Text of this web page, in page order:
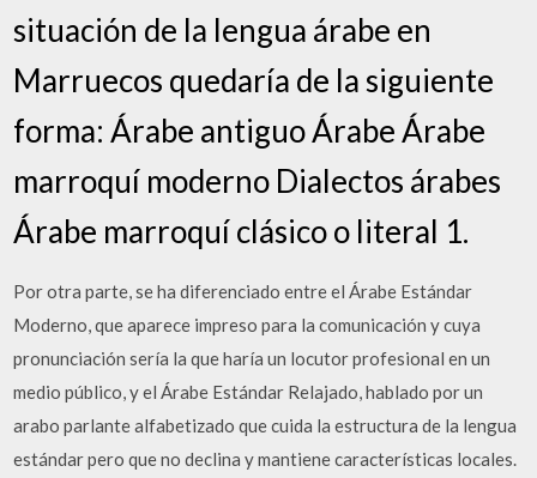
situación de la lengua árabe en
Marruecos quedaría de la siguiente
forma: Árabe antiguo Árabe Árabe
marroquí moderno Dialectos árabes
Árabe marroquí clásico o literal 1.
Por otra parte, se ha diferenciado entre el Árabe Estándar
Moderno, que aparece impreso para la comunicación y cuya
pronunciación sería la que haría un locutor profesional en un
medio público, y el Árabe Estándar Relajado, hablado por un
arabo parlante alfabetizado que cuida la estructura de la lengua
estándar pero que no declina y mantiene características locales.